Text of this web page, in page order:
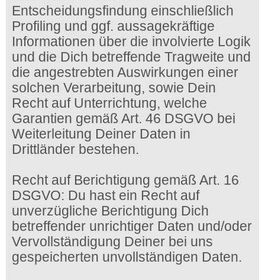
Entscheidungsfindung einschließlich
Profiling und ggf. aussagekräftige
Informationen über die involvierte Logik
und die Dich betreffende Tragweite und
die angestrebten Auswirkungen einer
solchen Verarbeitung, sowie Dein
Recht auf Unterrichtung, welche
Garantien gemäß Art. 46 DSGVO bei
Weiterleitung Deiner Daten in
Drittländer bestehen.
Recht auf Berichtigung gemäß Art. 16
DSGVO: Du hast ein Recht auf
unverzügliche Berichtigung Dich
betreffender unrichtiger Daten und/oder
Vervollständigung Deiner bei uns
gespeicherten unvollständigen Daten.